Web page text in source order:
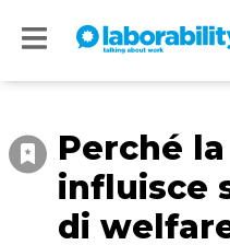
I nostri social
Accedi
Perché
influisce
di